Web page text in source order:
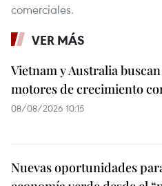
comerciales.
VER MÁS
Vietnam y Australia
motores de crecimiento
08/08/2026 10:15
Nuevas oportunidades